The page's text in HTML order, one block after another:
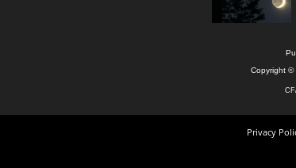
Copyright ©
Privacy